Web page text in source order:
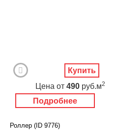
Подробнее
Цена от 490 руб.м2
Купить
Роллер (ID 9776)